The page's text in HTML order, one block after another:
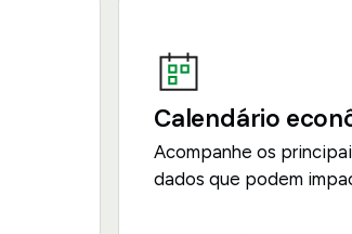
Calendário
Acompanhe os
dados que podem